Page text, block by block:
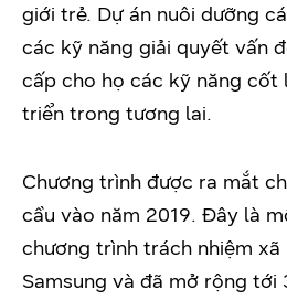
giới trẻ. Dự án nuôi dưỡng
các kỹ năng giải quyết vấn
cấp cho họ các kỹ năng
triển trong tương lai.
Chương trình được ra mắt
cầu vào năm 2019. Đây là
chương trình trách nhiệm xã
Samsung và đã mở rộng tới